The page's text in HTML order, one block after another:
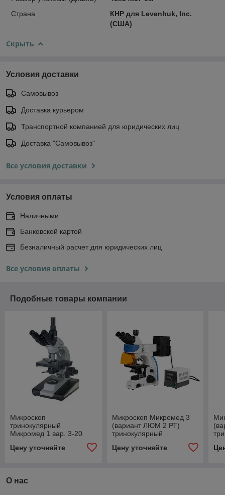
Страна
КНР для Levenhuk, Inc.
(США)
Скрыть
Условия доставки
Самовывоз
Доставка курьером
Транспортной компанией для юридических лиц
Доставка "Самовывоз"
Все условия доставки
Условия оплаты
Наличными
Банковской картой
Безналичный расчет для юридических лиц
Все условия оплаты
Подобные товары компании
Микроскоп
тринокулярный
Микромед 1 вар. 3-20
Цену уточняйте
Микроскоп Микромед 3
(вариант ЛЮМ 2 РТ)
тринокулярный
Цену уточняйте
О нас